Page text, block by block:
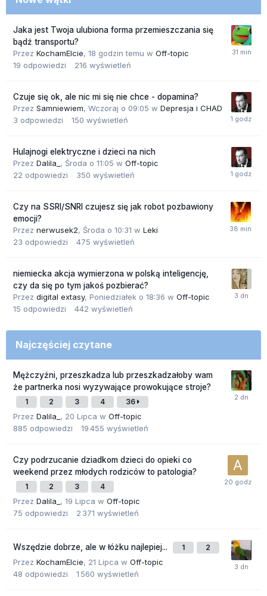
Jaka jest Twoja ulubiona forma przemieszczania się
bądź transportu?
Przez KochamElcie, 18 godzin temu w Off-topic
19 odpowiedzi 216 wyświetleń
Czuje się ok, ale nic mi się nie chce - dopamina?
Przez Samniewiem, Wczoraj o 09:05 w Depresja i CHAD
3 odpowiedzi 150 wyświetleń
Hulajnogi elektryczne i dzieci na nich
Przez Dalila_ , Środa o 11:05 w Off-topic
22 odpowiedzi 350 wyświetleń
Czy na SSRI/SNRI czujesz się jak robot pozbawiony
emocji?
Przez nerwusek2, Środa o 10:31 w Leki
23 odpowiedzi 475 wyświetleń
niemiecka akcja wymierzona w polską inteligencję,
czy da się po tym jakoś pozbierać?
Przez digital extasy, Poniedziałek o 18:36 w Off-topic
15 odpowiedzi 442 wyświetleń
Najczęściej czytane
Mężczyźni, przeszkadza lub przeszkadzałoby wam
że partnerka nosi wyzywające prowokujące stroje?
1 2 3 4 36
Przez Dalila_ , 20 Lipca w Off-topic
885 odpowiedzi 19 455 wyświetleń
Czy podrzucanie dziadkom dzieci do opieki co
weekend przez młodych rodziców to patologia?
1 2 3 4
Przez Dalila_ , 19 Lipca w Off-topic
75 odpowiedzi 2 371 wyświetleń
Wszędzie dobrze, ale w łóżku najlepiej... 1 2
Przez KochamElcie, 21 Lipca w Off-topic
48 odpowiedzi 1 560 wyświetleń